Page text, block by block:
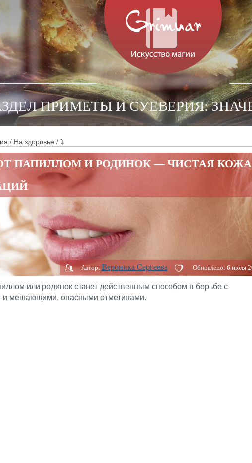
ПРИМЕТЫ И СУЕВЕРИЯ:
/ На здоровье / ⤵
ПАПИЛЛОМ И РОДИНОК — ЧИСТАЯ КОЖА
Автор: Вероника Сергеева Обновлено: 6 июля
или родинок станет действенным способом в борьбе с
и мешающими, опасными отметинами.